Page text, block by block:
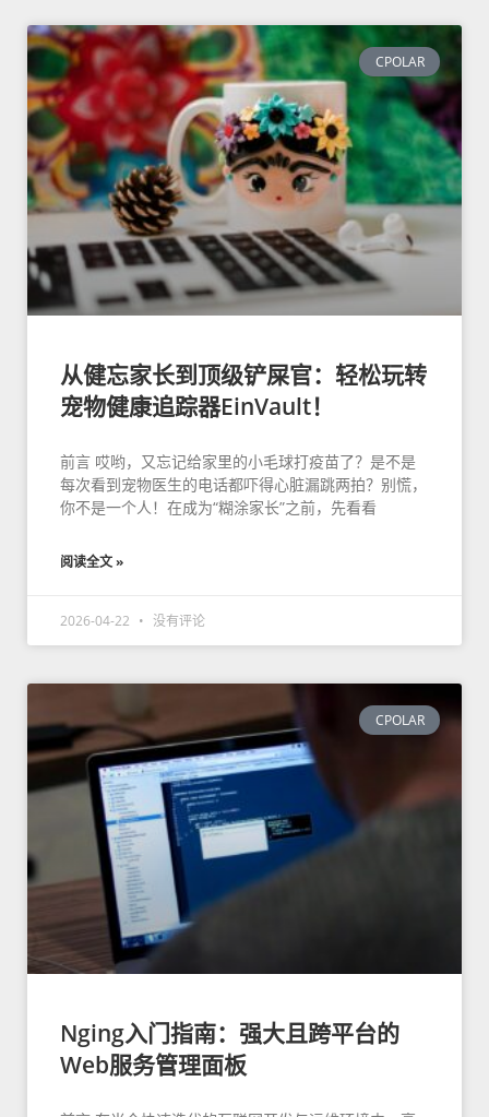
CPOLAR
从健忘家长到顶级铲屎官：轻松玩转
宠物健康追踪器EinVault！
前言 哎哟，又忘记给家里的小毛球打疫苗了？是不是
每次看到宠物医生的电话都吓得心脏漏跳两拍？别慌，
你不是一个人！在成为“糊涂家长”之前，先看看
阅读全文 »
2026-04-22 没有评论
CPOLAR
Nging入门指南：强大且跨平台的
Web服务管理面板